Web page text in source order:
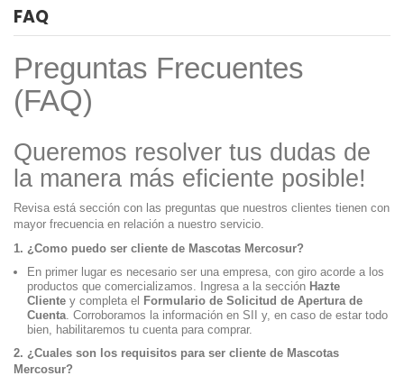
FAQ
Preguntas Frecuentes
(FAQ)
Queremos resolver tus dudas de
la manera más eficiente posible!
Revisa está sección con las preguntas que nuestros clientes tienen con
mayor frecuencia en relación a nuestro servicio.
1. ¿Como puedo ser cliente de Mascotas Mercosur?
En primer lugar es necesario ser una empresa, con giro acorde a los
productos que comercializamos. Ingresa a la sección Hazte
Cliente y completa el Formulario de Solicitud de Apertura de
Cuenta. Corroboramos la información en SII y, en caso de estar todo
bien, habilitaremos tu cuenta para comprar.
2. ¿Cuales son los requisitos para ser cliente de Mascotas
Mercosur?